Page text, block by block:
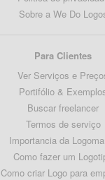
Sobre a We Do
Para Clientes
Ver Serviços e
Portifólio &
Buscar freelancer
Termos de serviço
Importancia da
Como fazer um
Como criar Logo para